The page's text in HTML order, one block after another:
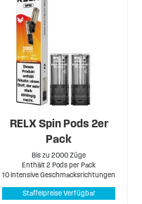
RELX Spin Pods 2er
Pack
Bis zu 2000 Züge
Enthält 2 Pods per Pack
10 intensive Geschmacksrichtungen
Staffelpreise Verfügbar